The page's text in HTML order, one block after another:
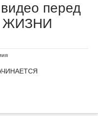
перед
ЖИЗНИ